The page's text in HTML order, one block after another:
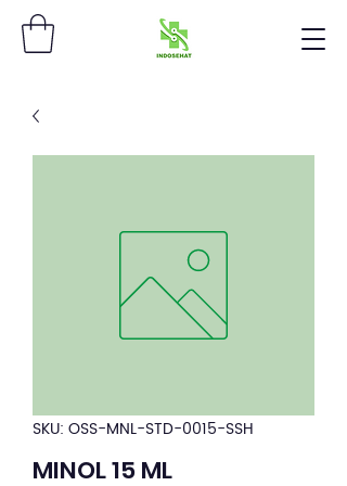
SKU: OSS-MNL-STD-0015-SSH
MINOL 15 ML